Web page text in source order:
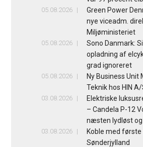
05.08.2026
Green Power
nye viceadm.
Miljøministeriet
05.08.2026
Sono Danmark:
opladning af
grad ignoreret
05.08.2026
Ny Business Unit
Teknik hos HIN A/
03.08.2026
Elektriske
– Candela P-12
næsten lydløst
03.08.2026
Koble med
Sønderjylland